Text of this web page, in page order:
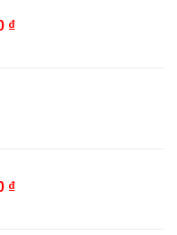
₫Khoảng
₫Khoảng